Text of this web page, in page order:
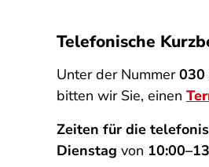
Telefonische
Unter der Nummer030
bitten wir Sie, einen
Zeiten für die
Dienstag von